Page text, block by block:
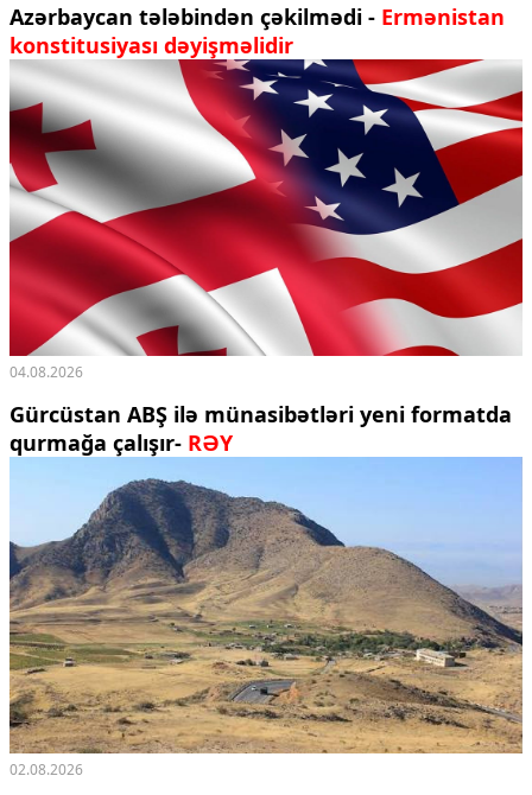
Azərbaycan tələbindən çəkilmədi - Ermənistan
konstitusiyası dəyişməlidir
04.08.2026
Gürcüstan ABŞ ilə münasibətləri yeni formatda
qurmağa çalışır- RƏY
02.08.2026